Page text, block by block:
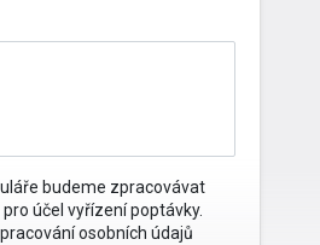
budeme zpracovávat
účel vyřízení poptávky.
osobních údajů